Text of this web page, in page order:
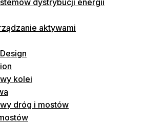
dystrybucji energii
aktywami
kolei
dróg i mostów